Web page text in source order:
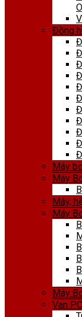
Đồng
Máy
Máy
Máy,
Máy
Máy
Van